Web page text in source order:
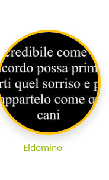
Eldomino